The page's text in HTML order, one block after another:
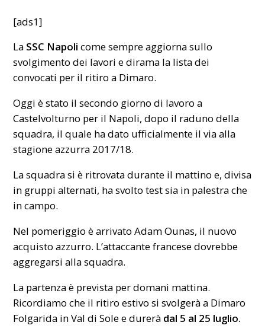
[ads1]
La SSC Napoli come sempre aggiorna sullo
svolgimento dei lavori e dirama la lista dei
convocati per il ritiro a Dimaro.
Oggi è stato il secondo giorno di lavoro a
Castelvolturno per il Napoli, dopo il raduno della
squadra, il quale ha dato ufficialmente il via alla
stagione azzurra 2017/18.
La squadra si è ritrovata durante il mattino e, divisa
in gruppi alternati, ha svolto test sia in palestra che
in campo.
Nel pomeriggio è arrivato Adam Ounas, il nuovo
acquisto azzurro. L’attaccante francese dovrebbe
aggregarsi alla squadra.
La partenza è prevista per domani mattina.
Ricordiamo che il ritiro estivo si svolgerà a Dimaro
Folgarida in Val di Sole e durerà dal 5 al 25 luglio.